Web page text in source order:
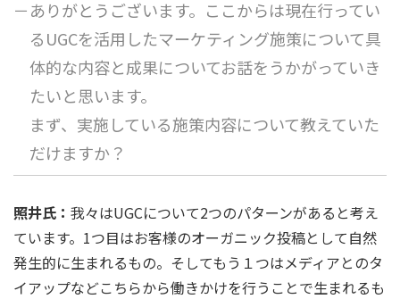
－ありがとうございます。ここからは現在行ってい
るUGCを活用したマーケティング施策について具
体的な内容と成果についてお話をうかがっていき
たいと思います。
まず、実施している施策内容について教えていた
だけますか？
照井氏： 我々はUGCについて2つのパターンがあると考え
ています。1つ目はお客様のオーガニック投稿として自然
発生的に生まれるもの。そしてもう１つはメディアとのタ
イアップなどこちらから働きかけを行うことで生まれるも